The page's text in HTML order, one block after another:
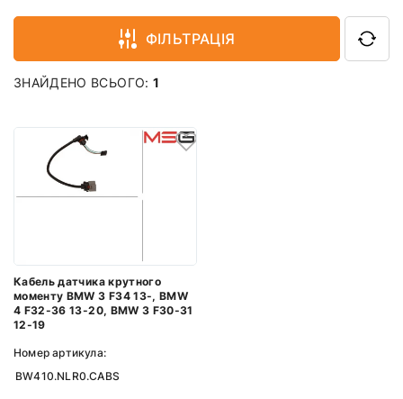
ФІЛЬТРАЦІЯ
ЗНАЙДЕНО ВСЬОГО: 1
Кабель датчика крутного
моменту BMW 3 F34 13-, BMW
4 F32-36 13-20, BMW 3 F30-31
12-19
Номер артикула:
BW410.NLR0.CABS